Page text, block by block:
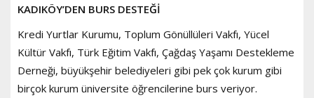
KADIKÖY’DEN BURS DESTEĞİ
Kredi Yurtlar Kurumu, Toplum Gönüllüleri Vakfı, Yücel
Kültür Vakfı, Türk Eğitim Vakfı, Çağdaş Yaşamı Destekleme
Derneği, büyükşehir belediyeleri gibi pek çok kurum gibi
birçok kurum üniversite öğrencilerine burs veriyor.